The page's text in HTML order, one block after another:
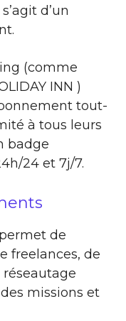
d’un
(comme
INN )
tout-
à tous leurs
badge
24 et 7j/7.
de
freelances, de
missions et